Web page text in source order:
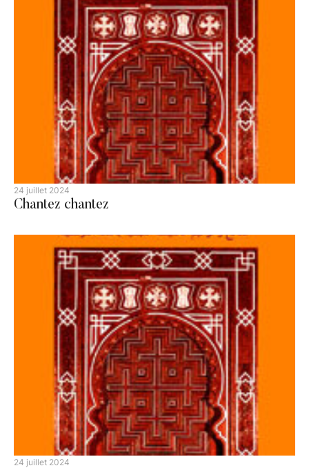
24 juillet 2024
Chantez chantez
24 juillet 2024